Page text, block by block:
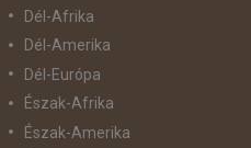
Dél-Afrika
Dél-Amerika
Dél-Európa
Észak-Afrika
Észak-Amerika